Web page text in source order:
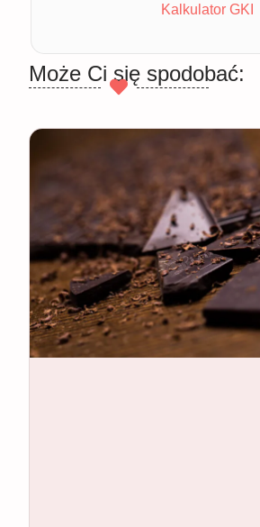
Kalkulator GKI
Może Ci się spodobać: